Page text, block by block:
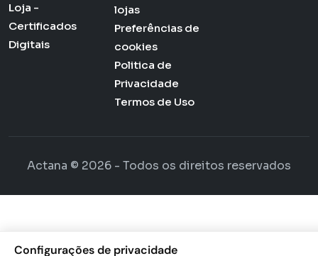
Loja -
Certificados
Digitais
lojas
Preferências de
cookies
Politica de
Privacidade
Termos de Uso
Actana © 2026 - Todos os direitos reservados
Configurações de privacidade